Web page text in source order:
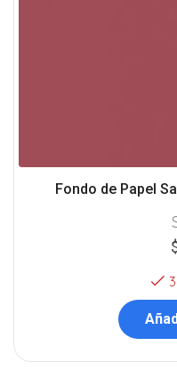
Fondo de Papel